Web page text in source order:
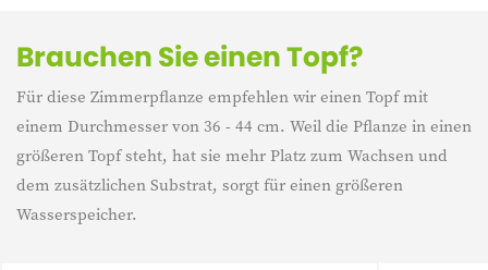
Brauchen Sie einen Topf?
Für diese Zimmerpflanze empfehlen wir einen Topf mit
einem Durchmesser von 36 - 44 cm. Weil die Pflanze in einen
größeren Topf steht, hat sie mehr Platz zum Wachsen und
dem zusätzlichen Substrat, sorgt für einen größeren
Wasserspeicher.